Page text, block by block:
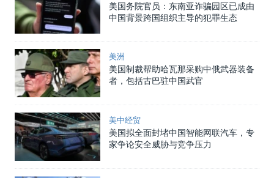
美国务院官员：东南亚诈骗园区已成由
中国背景跨国组织主导的犯罪生态
美洲
美国制裁帮助哈瓦那采购中俄武器装备
者，包括古巴驻中国武官
美中经贸
美国拟全面封堵中国智能网联汽车，专
家争论安全威胁与竞争压力